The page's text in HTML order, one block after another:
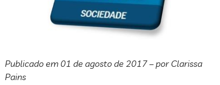
Publicado em 01 de agosto de 2017 – por Clarissa
Pains